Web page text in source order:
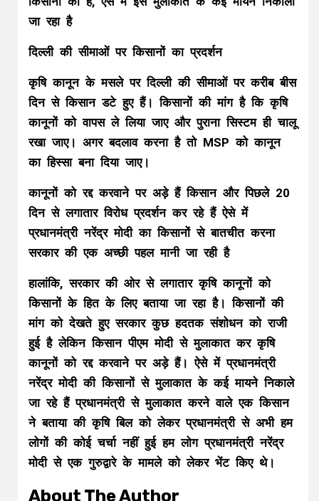
जा रहा है
दिल्ली की सीमाओं पर किसानों का प्रदर्शन
कृषि कानून के मसले पर दिल्ली की सीमाओं पर करीब बीस
दिन से किसान डटे हुए हैं। किसानों की मांग है कि कृषि
कानूनों को वापस ले लिया जाए और पुराना सिस्टम ही चालू
रखा जाए। अगर बदलाव करना है तो MSP को कानून
का हिस्सा बना दिया जाए।
कानूनों को रद्द करवाने पर अड़े हैं किसान और पिछले 20
दिन से लगातार विरोध प्रदर्शन कर रहे हैं ऐसे में
प्रधानमंत्री नरेंद्र मोदी का किसानों से बातचीत करना
सरकार की एक अच्छी पहल मानी जा रही है
हालांकि, सरकार की ओर से लगातार कृषि कानूनों को
किसानों के हित के लिए बताया जा रहा है। किसानों की
मांग को देखते हुए सरकार कुछ हदतक संशोधन को राजी
हुई है लेकिन किसान पीएम मोदी से मुलाकात कर कृषि
कानूनों को रद्द करवाने पर अड़े हैं। ऐसे में प्रधानमंत्री
नरेंद्र मोदी की किसानों से मुलाकात के कई मायने निकाले
जा रहे हैं प्रधानमंत्री से मुलाकात करने वाले एक किसान
ने बताया की कृषि बिल को लेकर प्रधानमंत्री से अभी हम
लोगों की कोई चर्चा नहीं हुई हम लोग प्रधानमंत्री नरेंद्र
मोदी से एक गुरुद्वारे के मामले को लेकर भेंट किए थे।
About The Author